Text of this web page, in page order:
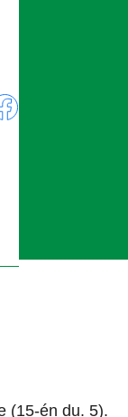
(15-én du. 5).